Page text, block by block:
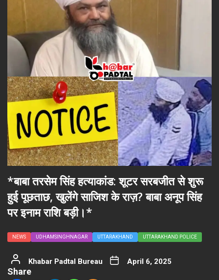
*बाबा तरसेम सिंह हत्याकांड: शूटर सरबजीत से शुरू
हुई पूछताछ, खुलेंगे साजिश के राज़? बाबा अनूप सिंह
पर इनाम राशि बड़ी।*
NEWS UDHAMSINGHNAGAR UTTARAKHAND UTTARAKHAND POLICE
Khabar Padtal Bureau April 6, 2025
Share